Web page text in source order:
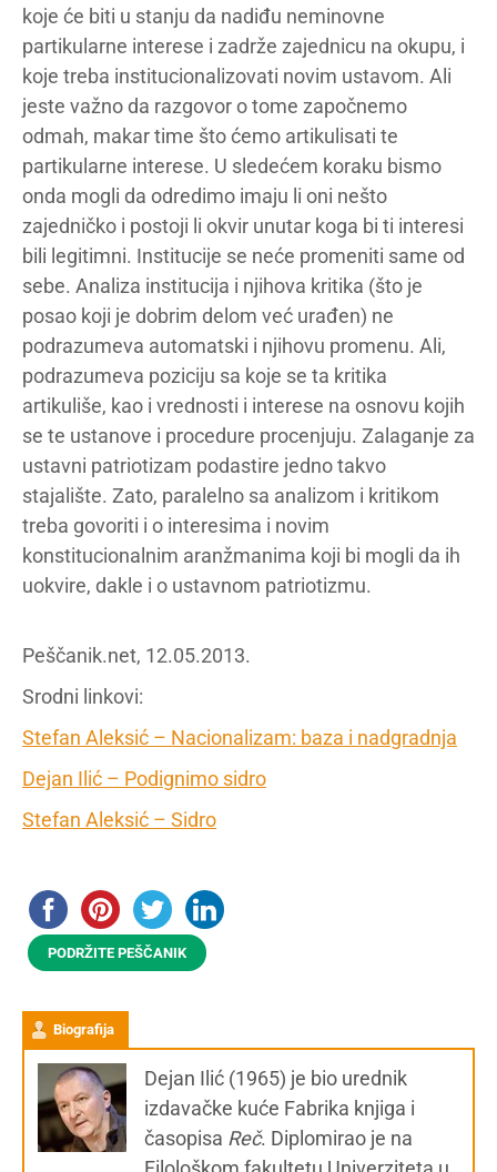
koje će biti u stanju da nadiđu neminovne
partikularne interese i zadrže zajednicu na okupu, i
koje treba institucionalizovati novim ustavom. Ali
jeste važno da razgovor o tome započnemo
odmah, makar time što ćemo artikulisati te
partikularne interese. U sledećem koraku bismo
onda mogli da odredimo imaju li oni nešto
zajedničko i postoji li okvir unutar koga bi ti interesi
bili legitimni. Institucije se neće promeniti same od
sebe. Analiza institucija i njihova kritika (što je
posao koji je dobrim delom već urađen) ne
podrazumeva automatski i njihovu promenu. Ali,
podrazumeva poziciju sa koje se ta kritika
artikuliše, kao i vrednosti i interese na osnovu kojih
se te ustanove i procedure procenjuju. Zalaganje za
ustavni patriotizam podastire jedno takvo
stajalište. Zato, paralelno sa analizom i kritikom
treba govoriti i o interesima i novim
konstitucionalnim aranžmanima koji bi mogli da ih
uokvire, dakle i o ustavnom patriotizmu.
Peščanik.net, 12.05.2013.
Srodni linkovi:
Stefan Aleksić – Nacionalizam: baza i nadgradnja
Dejan Ilić – Podignimo sidro
Stefan Aleksić – Sidro
PODRŽITE PEŠČANIK
Biografija
Dejan Ilić (1965) je bio urednik
izdavačke kuće Fabrika knjiga i
časopisa Reč. Diplomirao je na